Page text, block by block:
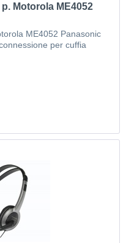
Motorola ME4052
ME4052 Panasonic
per cuffia